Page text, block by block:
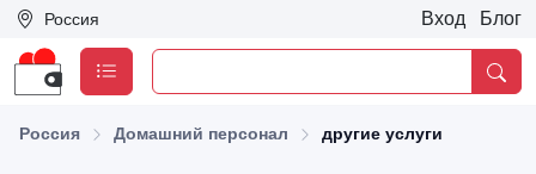
Россия Вход Блог
Россия Домашний персонал другие услуги